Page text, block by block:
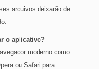
arquivos deixarão de
o aplicativo?
moderno como
ou Safari para